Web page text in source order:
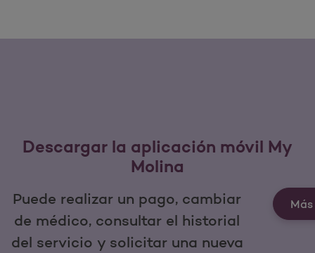
Descargar la aplicación móvil My
Molina
Puede realizar un pago, cambiar
de médico, consultar el historial
del servicio y solicitar una nueva